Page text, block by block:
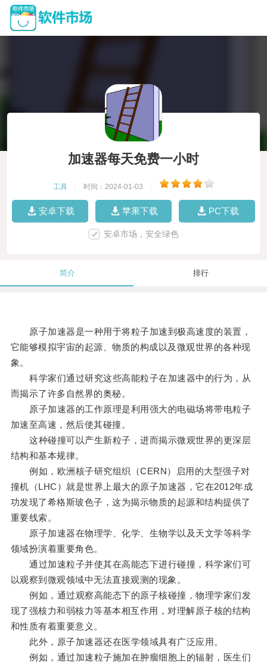
加速器每天免费一小时
工具 时间：2024-01-03
安卓下载 苹果下载 PC下载
安卓市场，安全绿色
简介 排行
原子加速器是一种用于将粒子加速到极高速度的装置，
它能够模拟宇宙的起源、物质的构成以及微观世界的各种现
象。
科学家们通过研究这些高能粒子在加速器中的行为，从
而揭示了许多自然界的奥秘。
原子加速器的工作原理是利用强大的电磁场将带电粒子
加速至高速，然后使其碰撞。
这种碰撞可以产生新粒子，进而揭示微观世界的更深层
结构和基本规律。
例如，欧洲核子研究组织（CERN）启用的大型强子对
撞机（LHC）就是世界上最大的原子加速器，它在2012年成
功发现了希格斯玻色子，这为揭示物质的起源和结构提供了
重要线索。
原子加速器在物理学、化学、生物学以及天文学等科学
领域扮演着重要角色。
通过加速粒子并使其在高能态下进行碰撞，科学家们可
以观察到微观领域中无法直接观测的现象。
例如，通过观察高能态下的原子核碰撞，物理学家们发
现了强核力和弱核力等基本相互作用，对理解原子核的结构
和性质有着重要意义。
此外，原子加速器还在医学领域具有广泛应用。
例如，通过加速粒子施加在肿瘤细胞上的辐射，医生们